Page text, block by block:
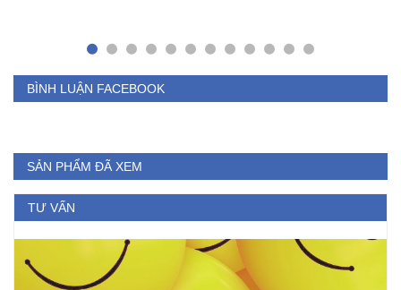
BÌNH LUẬN FACEBOOK
SẢN PHẨM ĐÃ XEM
TƯ VẤN